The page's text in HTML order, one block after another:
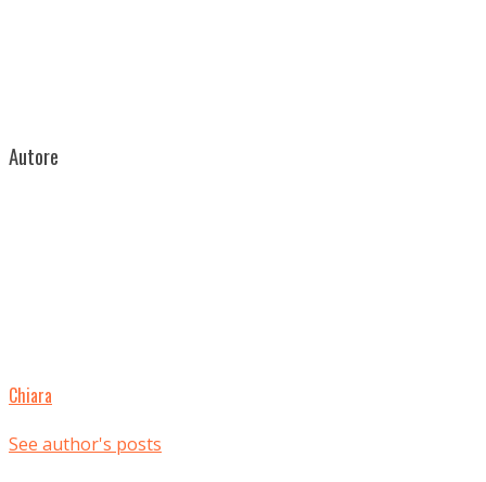
Autore
Chiara
See author's posts